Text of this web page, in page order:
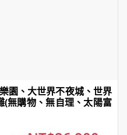
園、大世界不夜城、世界
無購物、無自理、太陽富